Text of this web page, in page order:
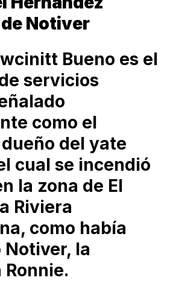
Notiver
Bueno es el
servicios
como el
del yate
cual se incendió
la zona de El
Riviera
como había
la
Ronnie.